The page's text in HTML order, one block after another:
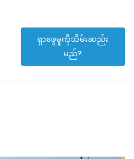
ရှာဖွေမှုကိုသိမ်းဆည်း
မည်?